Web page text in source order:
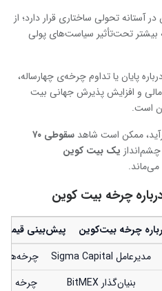
تحولی ساختاری قرار دارد؛ از
بیشتر تحت‌تأثیر سیاست‌های پولی
پایان یا تداوم چرخه‌ی چهارساله،
و افزایش پذیرش جهانی بیت‌
است.
ممکن است شاهد
سقوطی ۷۰
یک بیت‌ کوین
چرخه بیت ‌کوین
چرخه بیت‌کوین
پیش‌بینی قیمت
مدیرعامل Sigma Capital
چرخه‌ها
بنیان‌گذار BitMEX
چرخه ۴ ساله به پایان رسیده، تأثیر عوامل کلان بیشتر است